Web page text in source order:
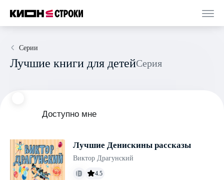
Серии
Лучшие книги для детей Серия
Доступно мне
Лучшие Денискины рассказы
Виктор Драгунский
4.5